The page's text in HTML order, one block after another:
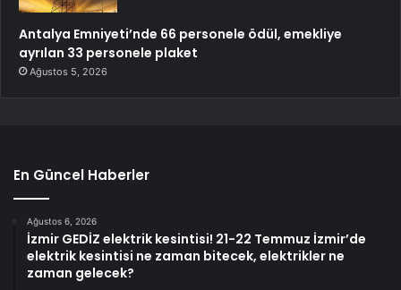
Antalya Emniyeti’nde 66 personele ödül, emekliye
ayrılan 33 personele plaket
Ağustos 5, 2026
En Güncel Haberler
Ağustos 6, 2026
İzmir GEDİZ elektrik kesintisi! 21-22 Temmuz İzmir’de
elektrik kesintisi ne zaman bitecek, elektrikler ne
zaman gelecek?